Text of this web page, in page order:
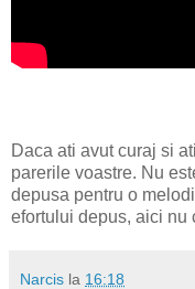
Daca ati avut curaj si
parerile voastre. Nu
depusa pentru o
efortului depus, aici nu
Narcis la 16:18